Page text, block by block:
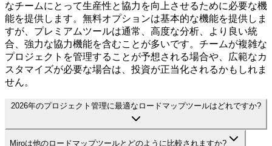
なチームにとって生産性と協力を向上させるために必要な機
能を提供します。無料オプションは基本的な機能を提供しま
すが、プレミアムツールは通常、高度な分析、より良い統
合、強力な協力機能を含むことが多いです。チームが複雑な
プロジェクトを管理することが予想される場合や、広範なカ
スタマイズが必要な場合は、投資が正当化されるかもしれま
せん。
2026年のプロジェクト管理に最適なロードマップツールはどれですか?
Miroは他のロードマップツールとどのように比較されますか?